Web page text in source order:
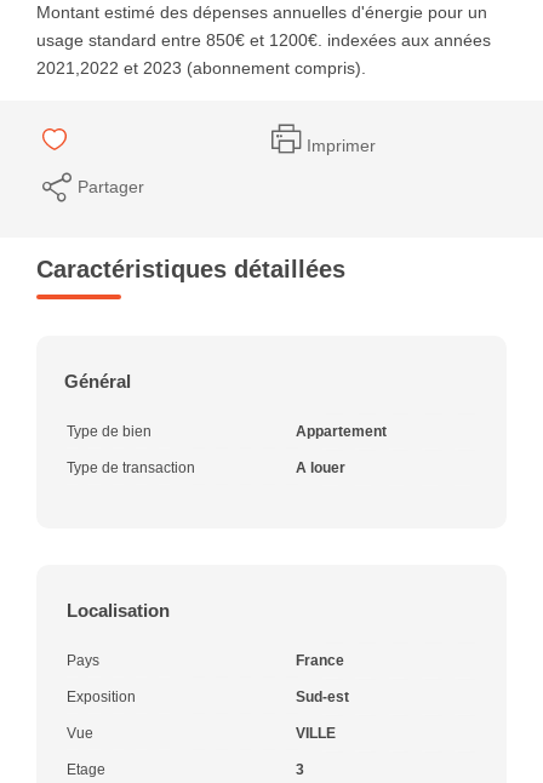
Montant estimé des dépenses annuelles d'énergie pour un
usage standard entre 850€ et 1200€. indexées aux années
2021,2022 et 2023 (abonnement compris).
Imprimer
Partager
Caractéristiques détaillées
Général
Type de bien Appartement
Type de transaction A louer
Localisation
Pays France
Exposition Sud-est
Vue VILLE
Etage 3